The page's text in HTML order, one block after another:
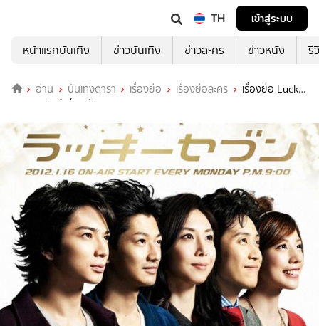
TH
เข้าสู่ระบบ
หน้าแรกบันเทิง
ข่าวบันเทิง ข่าวละคร ข่าวหนัง รี
อ่าน บันเทิงดารา เรื่องย่อ เรื่องย่อละคร
เรื่องย่อ Lucky
seven7 นักสืบไขคดีลับ